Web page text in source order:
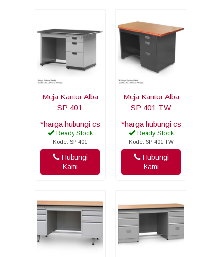
Meja Kantor Alba
SP 401
*harga hubungi cs
Ready Stock
Kode: SP 401
Hubungi
Kami
Meja Kantor Alba
SP 401 TW
*harga hubungi cs
Ready Stock
Kode: SP 401 TW
Hubungi
Kami